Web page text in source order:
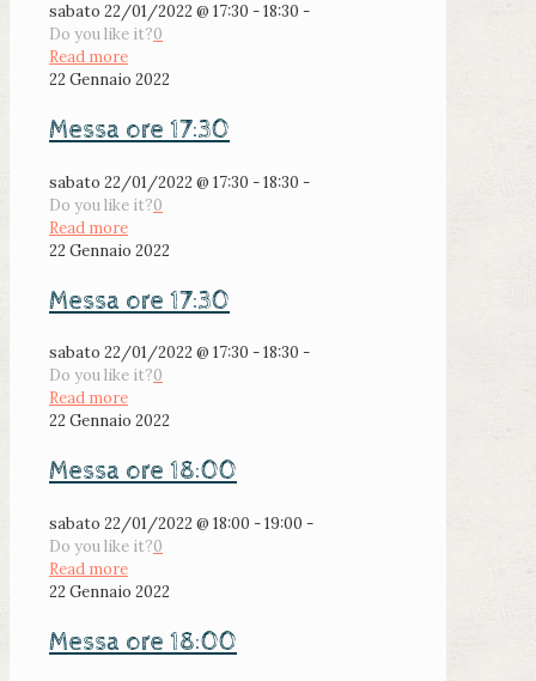
sabato 22/01/2022 @ 17:30 - 18:30 -
Do you like it?0
Read more
22 Gennaio 2022
Messa ore 17:30
sabato 22/01/2022 @ 17:30 - 18:30 -
Do you like it?0
Read more
22 Gennaio 2022
Messa ore 17:30
sabato 22/01/2022 @ 17:30 - 18:30 -
Do you like it?0
Read more
22 Gennaio 2022
Messa ore 18:00
sabato 22/01/2022 @ 18:00 - 19:00 -
Do you like it?0
Read more
22 Gennaio 2022
Messa ore 18:00